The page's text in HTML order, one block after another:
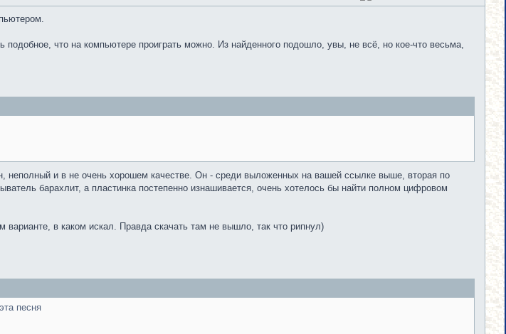
что на компьютере проиграть можно. Из найденного подошло, увы, не всё, но кое-что весьма,
неполный и в не очень хорошем качестве. Он - среди выложенных на вашей ссылке выше, вторая по
барахлит, а пластинка постепенно изнашивается, очень хотелось бы найти полном цифровом
в каком искал. Правда скачать там не вышло, так что рипнул)
песня